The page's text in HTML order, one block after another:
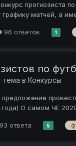
прогнозиста
матчей, а
96 ответов 1
по
тема в Конкурсы
О самом ЧЕ
ответа 5